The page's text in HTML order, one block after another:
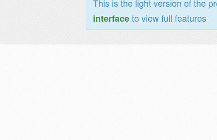
This is the light version of the
interfaceto view full features